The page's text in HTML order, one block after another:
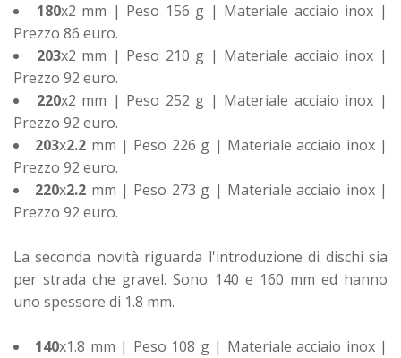
180x2 mm | Peso 156 g | Materiale acciaio inox |
Prezzo 86 euro.
203x2 mm | Peso 210 g | Materiale acciaio inox |
Prezzo 92 euro.
220x2 mm | Peso 252 g | Materiale acciaio inox |
Prezzo 92 euro.
203x2.2 mm | Peso 226 g | Materiale acciaio inox |
Prezzo 92 euro.
220x2.2 mm | Peso 273 g | Materiale acciaio inox |
Prezzo 92 euro.
La seconda novità riguarda l'introduzione di dischi sia
per strada che gravel. Sono 140 e 160 mm ed hanno
uno spessore di 1.8 mm.
140x1.8 mm | Peso 108 g | Materiale acciaio inox |